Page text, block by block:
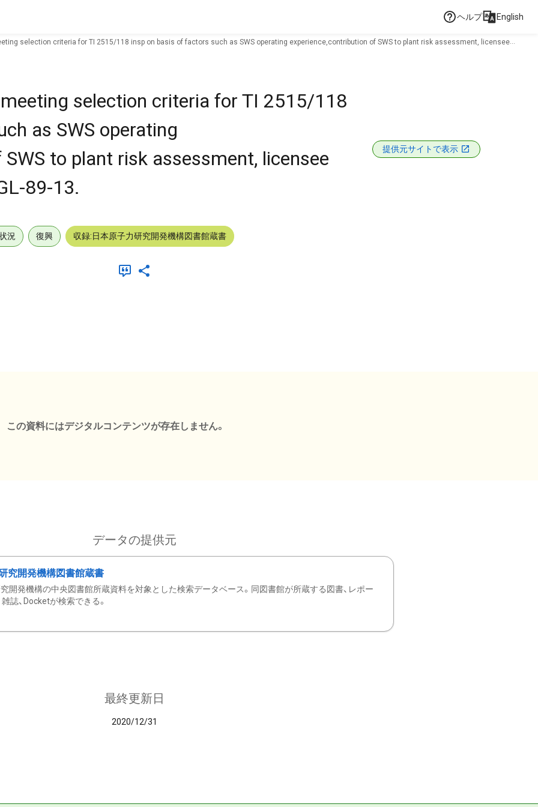
ヘルプ English
selection criteria for TI 2515/118 insp on basis of factors such as SWS operating experience,contribution of SWS to plant risk assessment, licensee
selection criteria for TI 2515/118
as SWS operating
to plant risk assessment, licensee
89-13.
提供元サイトで表示
況 復興 収録:日本原子力研究開発機構図書館蔵書
この資料にはデジタルコンテンツが存在しません。
データの提供元
究開発機構図書館蔵書
開発機構の中央図書館所蔵資料を対象とした検索データベース。同図書館が所蔵する図書、レポー
雑誌、Docketが検索できる。
最終更新日
2020/12/31